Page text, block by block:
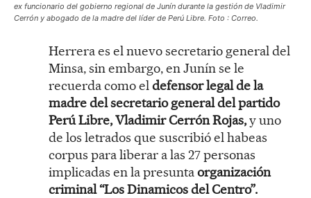
ex funcionario del gobierno regional de Junín durante la gestión de Vladimir
Cerrón y abogado de la madre del líder de Perú Libre. Foto : Correo.
Herrera es el nuevo secretario general del
Minsa, sin embargo, en Junín se le
recuerda como eldefensor legal de la
madre del secretario general del partido
Perú Libre, Vladimir Cerrón Rojas,y uno
de los letrados que suscribió el habeas
corpus para liberar a las 27 personas
implicadas en la presuntaorganización
criminal “Los Dinamicos del Centro”.